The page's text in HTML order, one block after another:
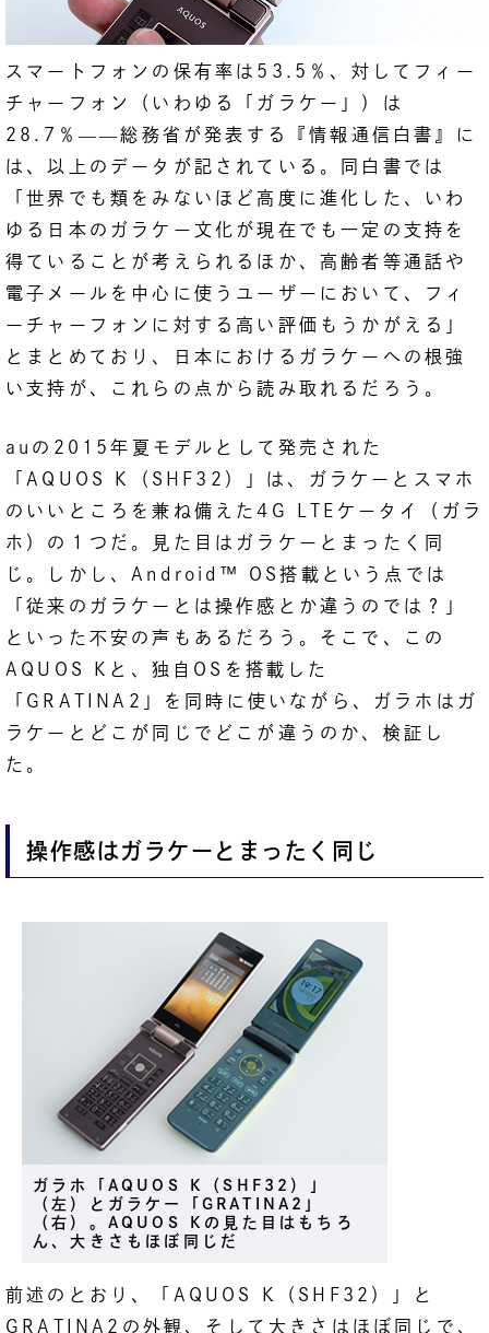
スマートフォンの保有率は53.5％、対してフィー
チャーフォン（いわゆる「ガラケー」）は
28.7％ ――総務省が発表する『情報通信白書』に
は、以上のデータが記されている。同白書では
「世界でも類をみないほど高度に進化した、いわ
ゆる日本のガラケー文化が現在でも一定の支持を
得ていることが考えられるほか、高齢者等通話や
電子メールを中心に使うユーザーにおいて、フィ
ーチャーフォンに対する高い評価もうかがえる」
とまとめており、日本におけるガラケーへの根強
い支持が、これらの点から読み取れるだろう。
auの2015年夏モデルとして発売された
「AQUOS K（SHF32）」は、ガラケーとスマホ
のいいところを兼ね備えた4G LTEケータイ（ガラ
ホ）の１つだ。見た目はガラケーとまったく同
じ。しかし、Android™ OS搭載という点では
「従来のガラケーとは操作感とか違うのでは？」
といった不安の声もあるだろう。そこで、この
AQUOS Kと、独自OSを搭載した
「GRATINA2」を同時に使いながら、ガラホはガ
ラケーとどこが同じでどこが違うのか、検証し
た。
操作感はガラケーとまったく同じ
ガラホ「AQUOS K（SHF32）」
（左）とガラケー「GRATINA2」
（右）。AQUOS Kの見た目はもちろ
ん、大きさもほぼ同じだ
前述のとおり、「AQUOS K（SHF32）」と
GRATINA2の外観、そして大きさはほぼ同じで、